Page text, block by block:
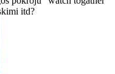
itd?